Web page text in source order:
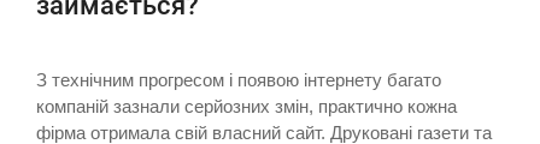
З технічним прогресом і появою інтернету багато
компаній зазнали серйозних змін, практично кожна
фірма отримала свій власний сайт. Друковані газети та